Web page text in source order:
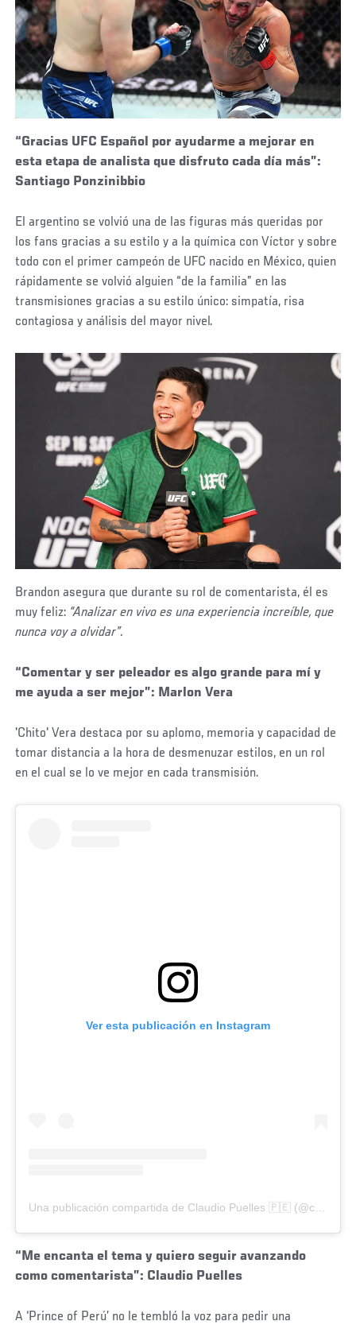
“Gracias UFC Español por ayudarme a mejorar en
esta etapa de analista que disfruto cada día más”:
Santiago Ponzinibbio
El argentino se volvió una de las figuras más queridas por
los fans gracias a su estilo y a la química con Víctor y sobre
todo con el primer campeón de UFC nacido en México, quien
rápidamente se volvió alguien “de la familia” en las
transmisiones gracias a su estilo único: simpatía, risa
contagiosa y análisis del mayor nivel.
Brandon asegura que durante su rol de comentarista, él es
muy feliz: “Analizar en vivo es una experiencia increíble, que
nunca voy a olvidar”.
“Comentar y ser peleador es algo grande para mí y
me ayuda a ser mejor”: Marlon Vera
'Chito' Vera destaca por su aplomo, memoria y capacidad de
tomar distancia a la hora de desmenuzar estilos, en un rol
en el cual se lo ve mejor en cada transmisión.
Ver esta publicación en Instagram
“Me encanta el tema y quiero seguir avanzando
como comentarista”: Claudio Puelles
A ‘Prince of Perú’ no le tembló la voz para pedir una